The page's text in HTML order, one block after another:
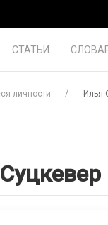
СТАТЬИ
личности Илья